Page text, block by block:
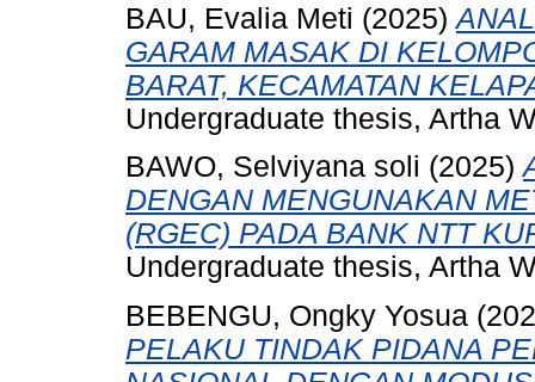
BAU, Evalia Meti (2025)
GARAM MASAK DI
BARAT, KECAMATAN
Undergraduate thesis, Artha
BAWO, Selviyana soli (2025)
DENGAN MENGUNAKAN
(RGEC) PADA BANK NTT
Undergraduate thesis, Artha
BEBENGU, Ongky Yosua
PELAKU TINDAK PIDANA